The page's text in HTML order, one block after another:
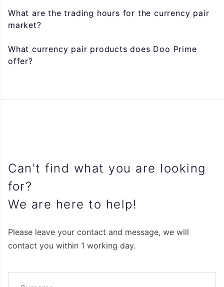
What are the trading hours for the currency pair
market?
What currency pair products does Doo Prime
offer?
Can't find what you are looking
for?
We are here to help!
Please leave your contact and message, we will
contact you within 1 working day.